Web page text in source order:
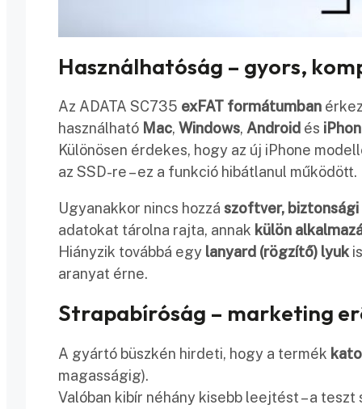
Használhatóság – gyors,
Az ADATA SC735 exFAT formátumban
használható Mac, Windows, Android és
Különösen érdekes, hogy az új iPhone
az SSD-re – ez a funkció hibátlanul működött.
Ugyanakkor nincs hozzá szoftver,
adatokat tárolna rajta, annak külön
Hiányzik továbbá egy lanyard (rögzítő) lyuk
aranyat érne.
Strapabíróság – marketing
A gyártó büszkén hirdeti, hogy a termék
magasságig).
Valóban kibír néhány kisebb leejtést – a teszt